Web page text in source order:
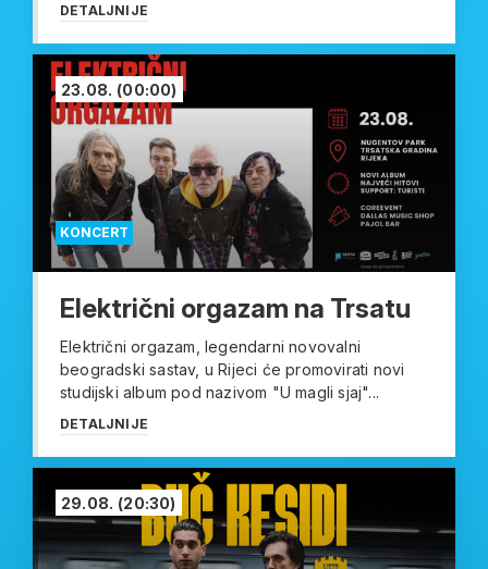
DETALJNIJE
KONCERT
23.08. (00:00)
Električni orgazam na Trsatu
Električni orgazam, legendarni novovalni
beogradski sastav, u Rijeci će promovirati novi
studijski album pod nazivom "U magli sjaj"...
DETALJNIJE
29.08. (20:30)